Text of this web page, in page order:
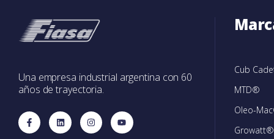
Una empresa industrial argentina con 60
años de trayectoria.
Cub
MTD®
Oleo-
Growatt®